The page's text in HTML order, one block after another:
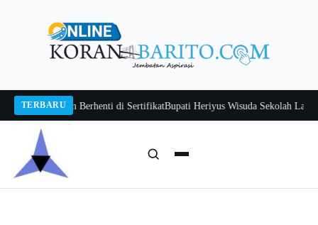
TERBARU
Jangan Berhenti di SertifikatBupati Heriyus Wisuda Sekolah Lansia